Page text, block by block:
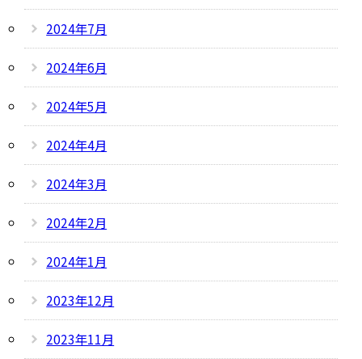
2024年7月
2024年6月
2024年5月
2024年4月
2024年3月
2024年2月
2024年1月
2023年12月
2023年11月